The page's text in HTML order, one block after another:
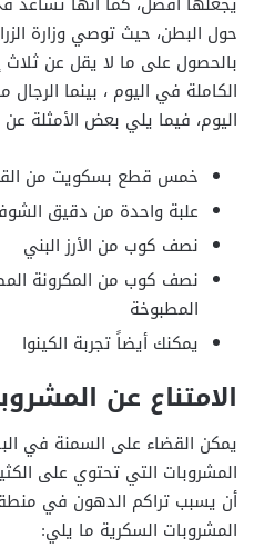
بالحصول على ما لا يقل عن
الكاملة في اليوم ، بينما
اليوم، فيما يلي بعض الأمثلة
خمس قطع بسكويت من
علبة واحدة من دقيق
نصف كوب من الأرز البني
نصف كوب من المكرونة
المطبوخة
يمكنك أيضاً تجربة الكينوا
الامتناع عن
يمكن القضاء على السمنة في
المشروبات التي تحتوي على
أن يسبب تراكم الدهون في
المشروبات السكرية ما يلي: